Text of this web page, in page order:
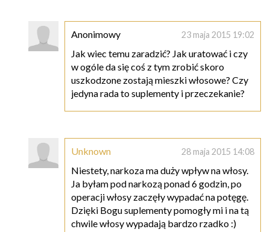
Anonimowy 23 maja 2015 19:02
Jak wiec temu zaradzić? Jak uratować i czy
w ogóle da się coś z tym zrobić skoro
uszkodzone zostają mieszki włosowe? Czy
jedyna rada to suplementy i przeczekanie?
Unknown 28 maja 2015 14:08
Niestety, narkoza ma duży wpływ na włosy.
Ja byłam pod narkozą ponad 6 godzin, po
operacji włosy zaczęły wypadać na potęgę.
Dzięki Bogu suplementy pomogły mi i na tą
chwile włosy wypadają bardzo rzadko :)